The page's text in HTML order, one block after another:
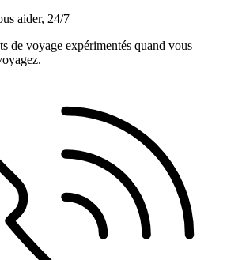
aider, 24/7
de voyage expérimentés quand vous